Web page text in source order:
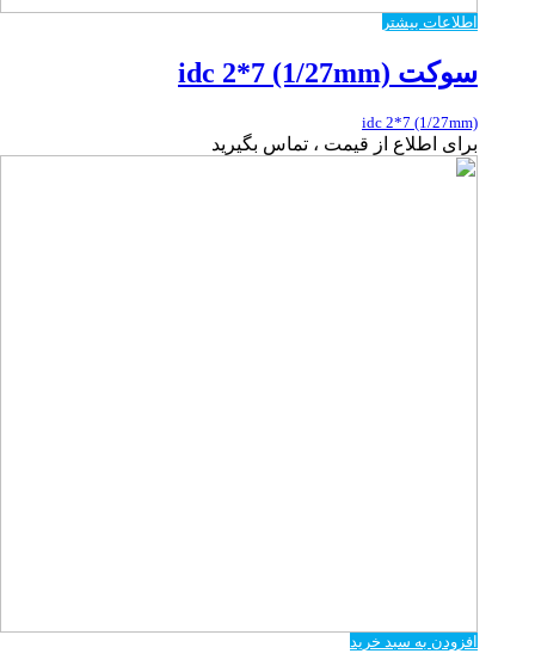
اطلاعات بیشتر
سوکت idc 2*7 (1/27mm)
idc 2*7 (1/27mm)
برای اطلاع از قیمت ، تماس بگیرید
افزودن به سبد خرید